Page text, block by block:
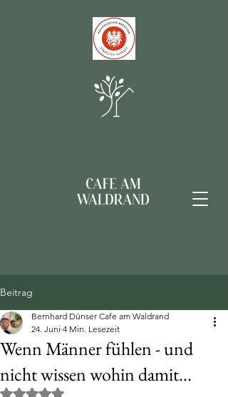
Beitrag
Wenn Männer fühlen - und
nicht wissen wohin damit...
Bernhard Dünser Cafe am Waldrand
24. Juni 4 Min. Lesezeit
Mit NaN von 5 Sternen bewertet.